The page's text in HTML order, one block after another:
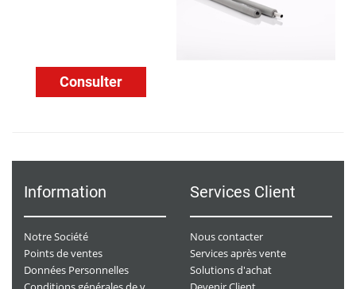
Consulter
Information
Notre Société
Points de ventes
Données Personnelles
Services Client
Nous contacter
Services après vente
Solutions d'achat